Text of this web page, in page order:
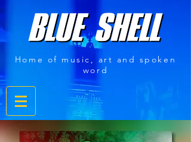
Home of music, art and spoken
word